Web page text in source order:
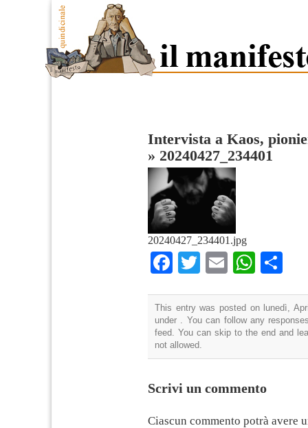
Intervista a Kaos,
» 20240427_234401
20240427_234401.jpg
Facebook
TwitterEmail
This entry was posted on lunedì,
under . You can follow any
feed. You can skip to the end and
not allowed.
Scrivi un commento
Ciascun commento potrà avere